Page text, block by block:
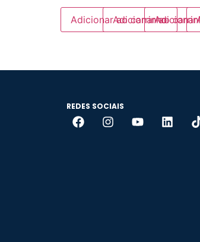
Adicionar ao carrinho
Adicionar aoAdicionar
REDES SOCIAIS